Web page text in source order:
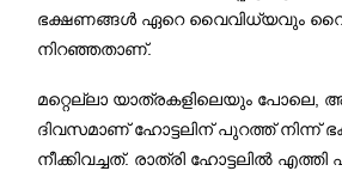
ഭക്ഷണങ്ങൾ ഏറെ വൈവിധ്യവും
നിറഞ്ഞതാണ്.
മറ്റെല്ലാ യാത്രകളിലെയും പോലെ,
ദിവസമാണ് ഹോട്ടലിന് പുറത്ത് നിന്ന്
നീക്കിവച്ചത്. രാത്രി ഹോട്ടലിൽ